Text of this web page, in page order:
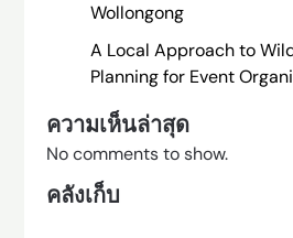
Wollongong
A Local Approach to
Planning for Event
ความเห็นล่าสุด
No comments to show.
คลังเก็บ